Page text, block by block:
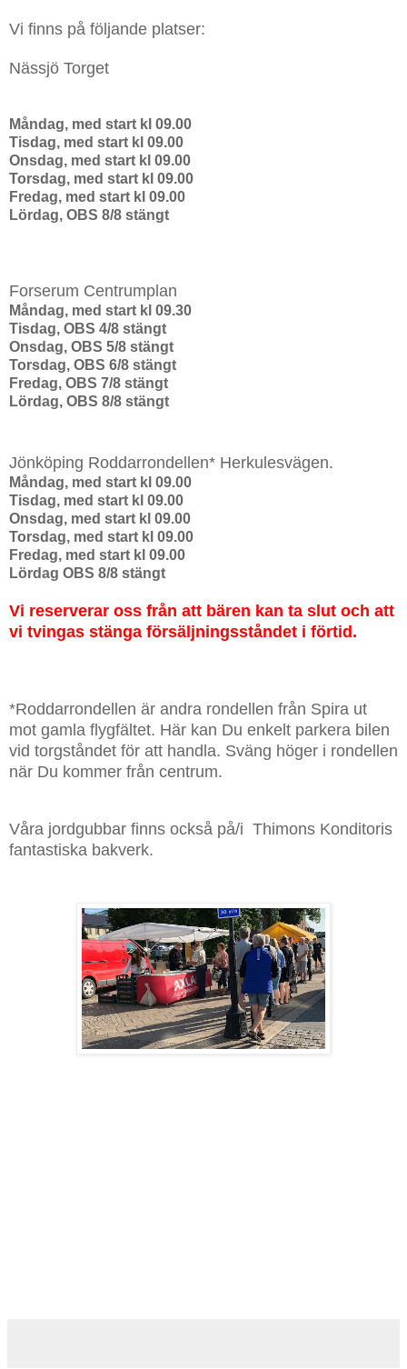
Vi finns på följande platser:
Nässjö Torget
Måndag, med start kl 09.00
Tisdag, med start kl 09.00
Onsdag, med start kl 09.00
Torsdag, med start kl 09.00
Fredag, med start kl 09.00
Lördag, OBS 8/8 stängt
Forserum Centrumplan
Måndag, med start kl 09.30
Tisdag, OBS 4/8 stängt
Onsdag, OBS 5/8 stängt
Torsdag, OBS 6/8 stängt
Fredag, OBS 7/8 stängt
Lördag, OBS 8/8 stängt
Jönköping Roddarrondellen* Herkulesvägen.
Måndag, med start kl 09.00
Tisdag, med start kl 09.00
Onsdag, med start kl 09.00
Torsdag, med start kl 09.00
Fredag, med start kl 09.00
Lördag OBS 8/8 stängt
Vi reserverar oss från att bären kan ta slut och att
vi tvingas stänga försäljningsståndet i förtid.
*Roddarrondellen är andra rondellen från Spira ut
mot gamla flygfältet. Här kan Du enkelt parkera bilen
vid torgståndet för att handla. Sväng höger i rondellen
när Du kommer från centrum.
Våra jordgubbar finns också på/i Thimons Konditoris
fantastiska bakverk.